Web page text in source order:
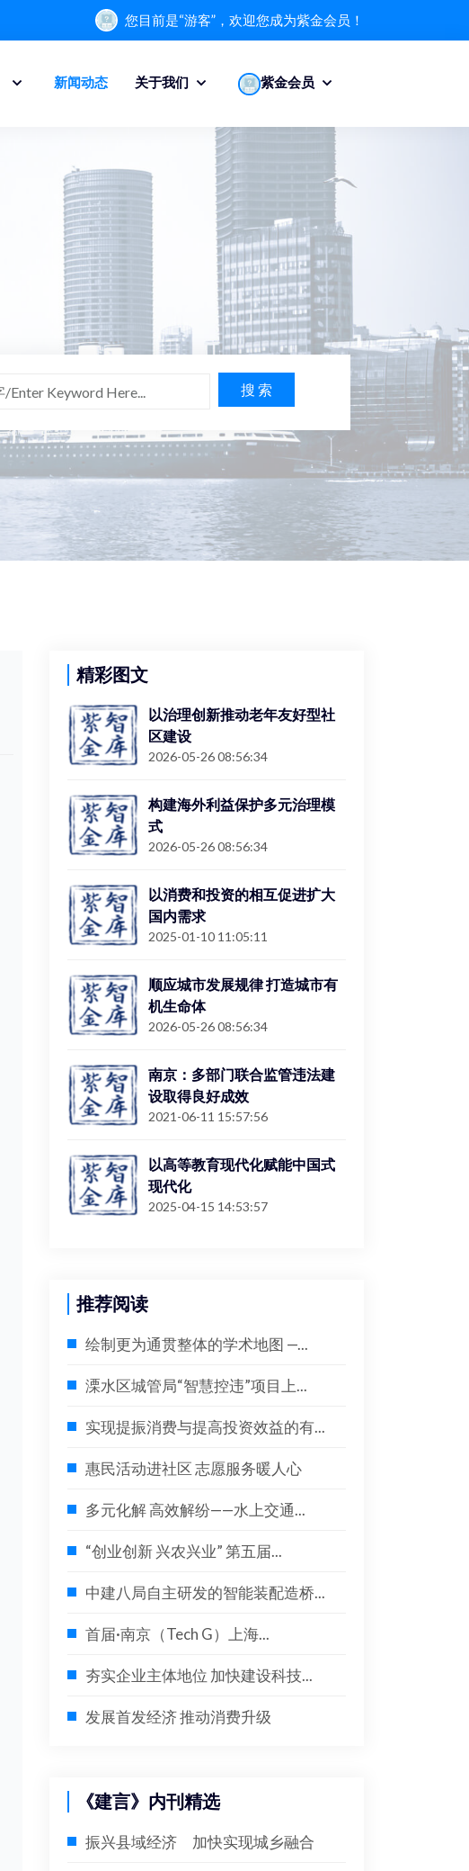
您目前是“游客”，欢迎您成为紫金会员！
新闻动态 关于我们 紫金会员
搜 索
精彩图文
以治理创新推动老年友好型社
区建设
2026-05-26 08:56:34
构建海外利益保护多元治理模
式
2026-05-26 08:56:34
以消费和投资的相互促进扩大
国内需求
2025-01-10 11:05:11
顺应城市发展规律 打造城市有
机生命体
2026-05-26 08:56:34
南京：多部门联合监管违法建
设取得良好成效
2021-06-11 15:57:56
以高等教育现代化赋能中国式
现代化
2025-04-15 14:53:57
推荐阅读
绘制更为通贯整体的学术地图 —...
溧水区城管局“智慧控违”项目上...
实现提振消费与提高投资效益的有...
惠民活动进社区 志愿服务暖人心
多元化解 高效解纷——水上交通...
“创业创新 兴农兴业” 第五届...
中建八局自主研发的智能装配造桥...
首届·南京（Tech G）上海...
夯实企业主体地位 加快建设科技...
发展首发经济 推动消费升级
《建言》内刊精选
振兴县域经济 加快实现城乡融合